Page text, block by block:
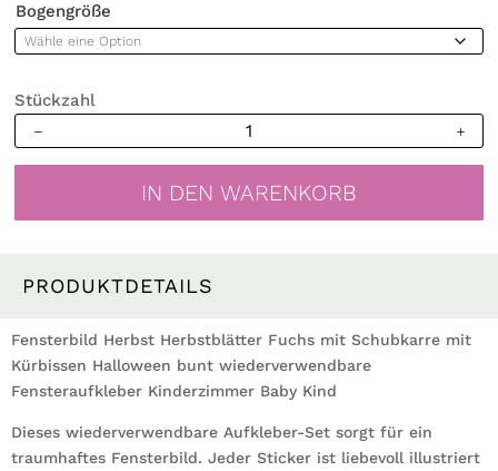
Bogengröße
Stückzahl
Herbst
mit
Halloween
bunt
wiederverwendbare
Kinderzimmer
Baby
IN DEN WARENKORB
PRODUKTDETAILS
Fensterbild Herbst Herbstblätter Fuchs mit Schubkarre mit
Kürbissen Halloween bunt wiederverwendbare
Fensteraufkleber Kinderzimmer Baby Kind
Dieses wiederverwendbare Aufkleber-Set sorgt für ein
traumhaftes Fensterbild. Jeder Sticker ist liebevoll illustriert